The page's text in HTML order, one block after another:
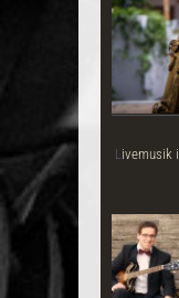
Livemusik im V.I.P.-Bereich der Bad Homburg